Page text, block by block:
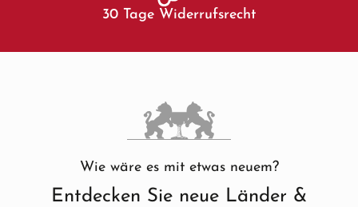
30 Tage Widerrufsrecht
Wie wäre es mit etwas neuem?
Entdecken Sie neue Länder &